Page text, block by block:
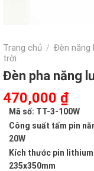
Trang chủ / Đèn năng
trời
Đèn pha năng
Giá
gốc
là:
942,000 ₫.
470,000 ₫Giá
hiện
tại
Mã số: TT-3-100W
Công suất tấm pin
20W
Kích thước pin
235x350mm